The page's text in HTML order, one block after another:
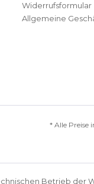
Widerrufsformular
Allgemeine
* Alle Preise
Betrieb der